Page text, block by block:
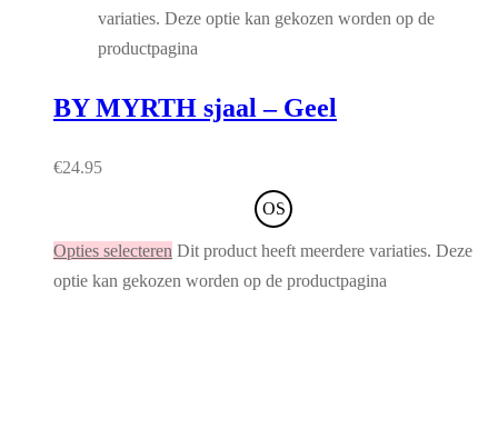
variaties. Deze optie kan gekozen worden op de
productpagina
BY MYRTH sjaal – Geel
€24.95
OS
Opties selecteren Dit product heeft meerdere variaties. Deze
optie kan gekozen worden op de productpagina